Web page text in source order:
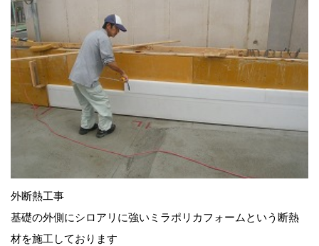
外断熱工事
基礎の外側にシロアリに強いミラポリカフォームという断熱
材を施工しております